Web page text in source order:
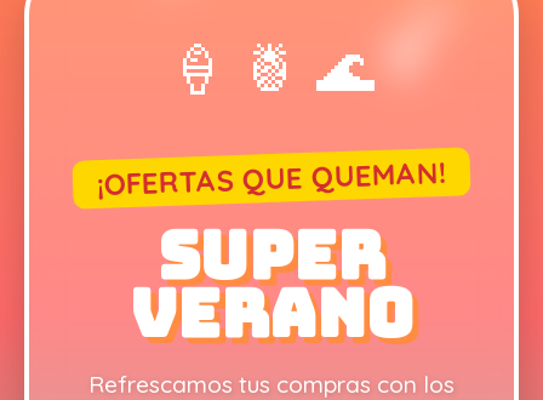
🍦 🍍 🌊
¡OFERTAS QUE QUEMAN!
SUPER
VERANO
Refrescamos tus compras con los